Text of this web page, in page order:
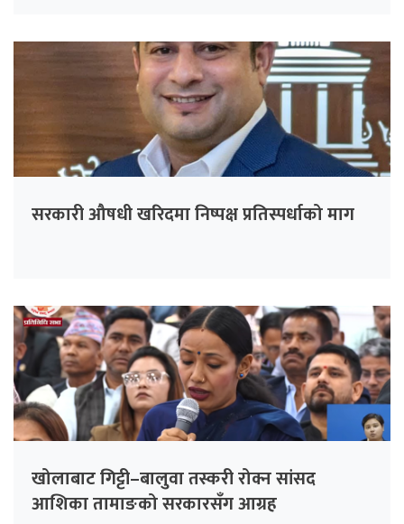
सरकारी औषधी खरिदमा निष्पक्ष प्रतिस्पर्धाको माग
खोलाबाट गिट्टी–बालुवा तस्करी रोक्न सांसद
आशिका तामाङको सरकारसँग आग्रह